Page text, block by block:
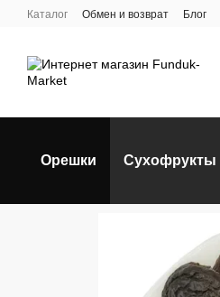
Перейти к основному контенту
Каталог Обмен и возврат Блог
Орешки Сухофрукты